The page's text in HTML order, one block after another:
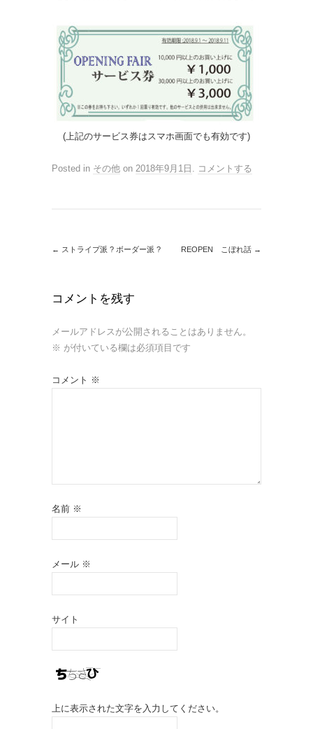
(上記のサービス券はスマホ画面でも有効です)
Posted in その他 on 2018年9月1日 . コメントする
← ストライプ派 ? ボーダー派 ? REOPEN こぼれ話 →
コメントを残す
メールアドレスが公開されることはありません。
※ が付いている欄は必須項目です
コメント ※
名前 ※
メール ※
サイト
上に表示された文字を入力してください。